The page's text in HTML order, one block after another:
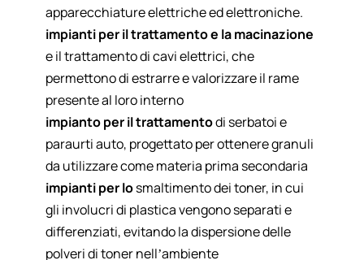
apparecchiature elettriche ed elettroniche.
impianti per il trattamento e la macinazione
e il trattamento dicavi elettrici, che
permettono di estrarre e valorizzare il rame
presente al loro interno
impianto per il trattamentodi serbatoi e
paraurti auto, progettato per ottenere granuli
da utilizzare come materia prima secondaria
impianti per losmaltimento dei toner, in cui
gli involucri di plastica vengono separati e
differenziati, evitando la dispersione delle
polveri di toner nell’ambiente